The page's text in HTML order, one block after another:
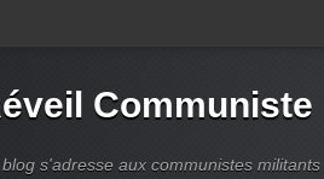
Communiste
s'adresse aux communistes